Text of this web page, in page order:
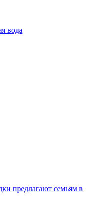
предлагают семьям в